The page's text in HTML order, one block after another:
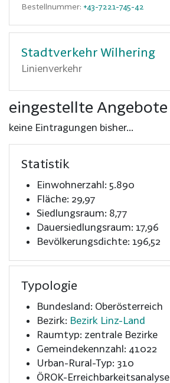
Bestellnummer: +43-7221-745-42
Stadtverkehr Wilhering
Linienverkehr
eingestellte Angebote
keine Eintragungen bisher...
Statistik
Einwohnerzahl: 5.890
Fläche: 29,97
Siedlungsraum: 8,77
Dauersiedlungsraum: 17,96
Bevölkerungsdichte: 196,52
Typologie
Bundesland: Oberösterreich
Bezirk: Bezirk Linz-Land
Raumtyp: zentrale Bezirke
Gemeindekennzahl: 41022
Urban-Rural-Typ: 310
ÖROK-Erreichbarkeitsanalyse